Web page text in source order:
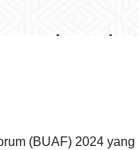
(BUAF) 2024